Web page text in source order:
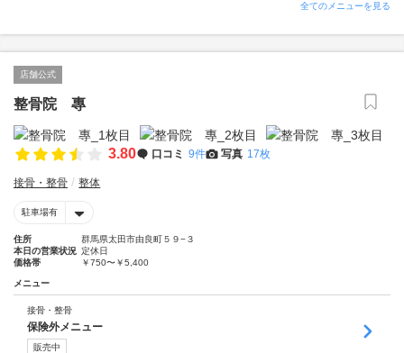
全てのメニューを見る
店舗公式
整骨院 專
3.80 口コミ 9件 写真 17枚
接骨・整骨 整体
駐車場有
住所
群馬県太田市由良町５９−３
本日の営業状況 定休日
価格帯
￥750〜￥5,400
メニュー
接骨・整骨
保険外メニュー
販売中